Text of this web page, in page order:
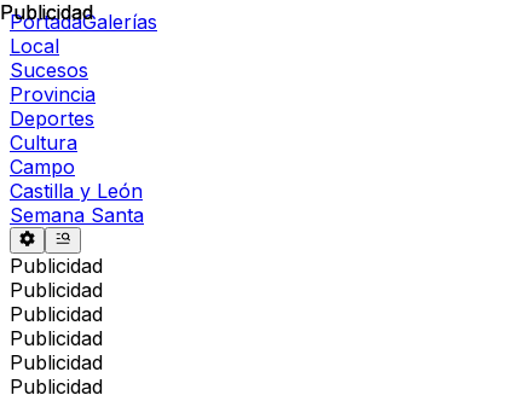
PortadaGalerías
Local
Sucesos
Provincia
Deportes
Cultura
Campo
Castilla y León
Semana Santa
Publicidad
Publicidad
Publicidad
Publicidad
Publicidad
Publicidad
Publicidad
Publicidad